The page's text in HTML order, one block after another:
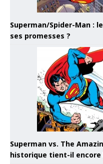
Superman/Spider-Man :
ses promesses ?
Superman vs. The
historique tient-il encore